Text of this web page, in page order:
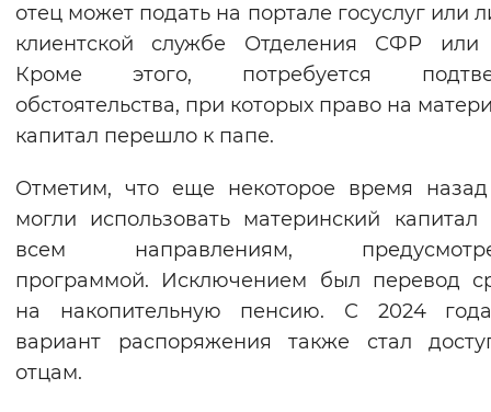
отец может подать на портале госуслуг или
клиентской службе Отделения СФР
Кроме этого, потребуется
обстоятельства, при которых право на
капитал перешло к папе.
Отметим, что еще некоторое время
могли использовать материнский
всем направлениям,
программой. Исключением был перевод
на накопительную пенсию. С 2024
вариант распоряжения также стал
отцам.